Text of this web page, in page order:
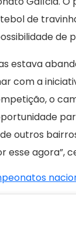
de
de
estava
com a
o
outros
agora”,